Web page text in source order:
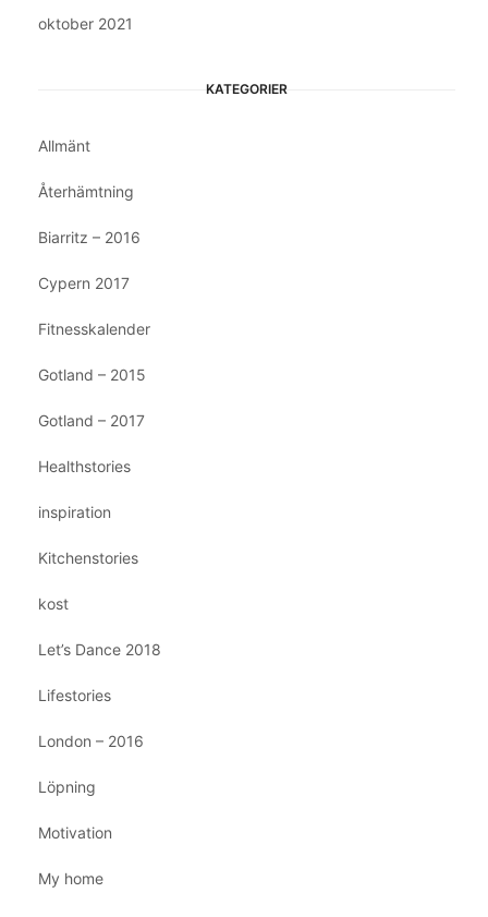
oktober 2021
KATEGORIER
Allmänt
Återhämtning
Biarritz – 2016
Cypern 2017
Fitnesskalender
Gotland – 2015
Gotland – 2017
Healthstories
inspiration
Kitchenstories
kost
Let’s Dance 2018
Lifestories
London – 2016
Löpning
Motivation
My home